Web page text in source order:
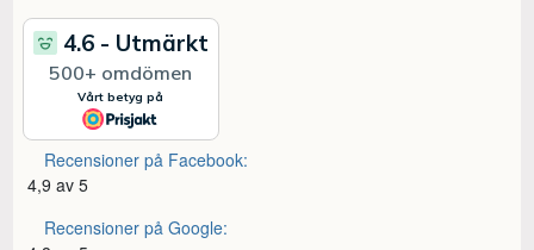
Recensioner på Facebook:
4,9 av 5
Recensioner på Google: